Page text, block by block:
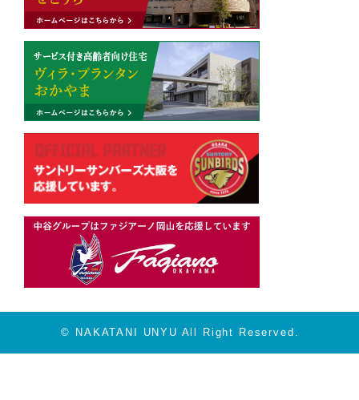
©️ NAKATANI UNYU All Right Reserved.